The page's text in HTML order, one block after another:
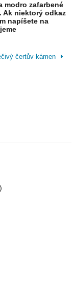
modro zafarbené
Ak niektorý odkaz
napíšete na
čertův kámen